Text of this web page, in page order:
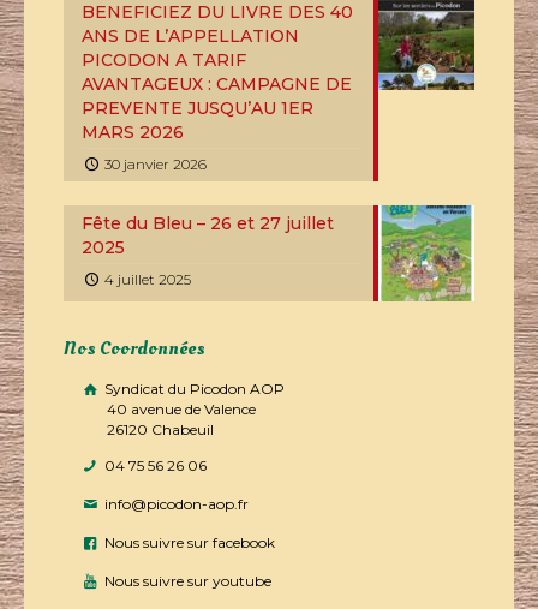
BENEFICIEZ DU LIVRE DES 40
ANS DE L’APPELLATION
PICODON A TARIF
AVANTAGEUX : CAMPAGNE DE
PREVENTE JUSQU’AU 1ER
MARS 2026
30 janvier 2026
Fête du Bleu – 26 et 27 juillet
2025
4 juillet 2025
Nos Coordonnées
Syndicat du Picodon AOP
40 avenue de Valence
26120 Chabeuil
04 75 56 26 06
info@picodon-aop.fr
Nous suivre sur facebook
Nous suivre sur youtube